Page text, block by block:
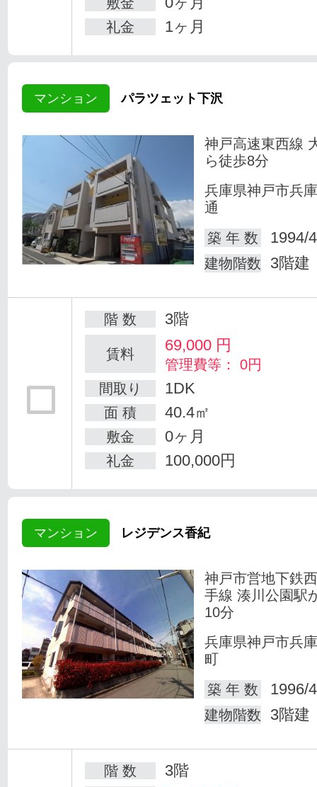
礼金 1ヶ月
マンション パラツェット下沢
神戸高速東西線
ら徒歩8分
兵庫県神戸市兵
通
築 年 数
1994/
建物階数 3階建
階 数 3階
賃料 69,000 円
管理費等： 0円
間取り
1DK
面 積 40.4㎡
敷金 0ヶ月
礼金 100,000円
マンション レジデンス香紀
神戸市営地下鉄
手線 湊川公園駅
10分
兵庫県神戸市兵
町
築 年 数
1996/
建物階数 3階建
階 数 3階